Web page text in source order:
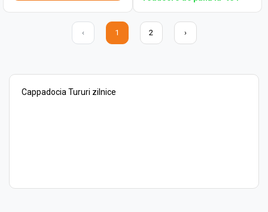
‹ 1 2 ›
Cappadocia Tururi zilnice